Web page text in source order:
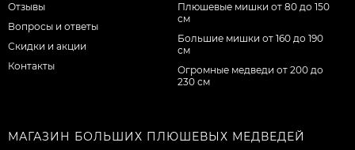
Отзывы
Вопросы и ответы
Скидки и акции
Контакты
Плюшевые мишки от 80 до 150
см
Большие мишки от 160 до 190
см
Огромные медведи от 200 до
230 см
МАГАЗИН БОЛЬШИХ ПЛЮШЕВЫХ МЕДВЕДЕЙ